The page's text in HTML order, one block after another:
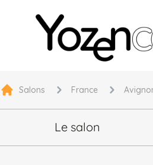
Yozenco - Organisateur de
Salons France
Le salon